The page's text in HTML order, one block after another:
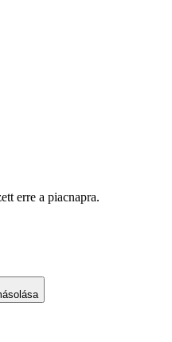
erre a piacnapra.